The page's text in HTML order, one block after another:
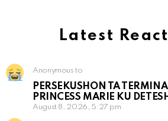
Latest
Anonymous to
PERSEKUSHON TA
PRINCESS MARIE KU
August 8, 2026, 5:27 pm